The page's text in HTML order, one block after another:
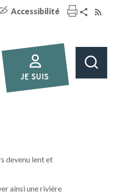
Accessibilité
JE SUIS
devenu lent et
ainsi une rivière